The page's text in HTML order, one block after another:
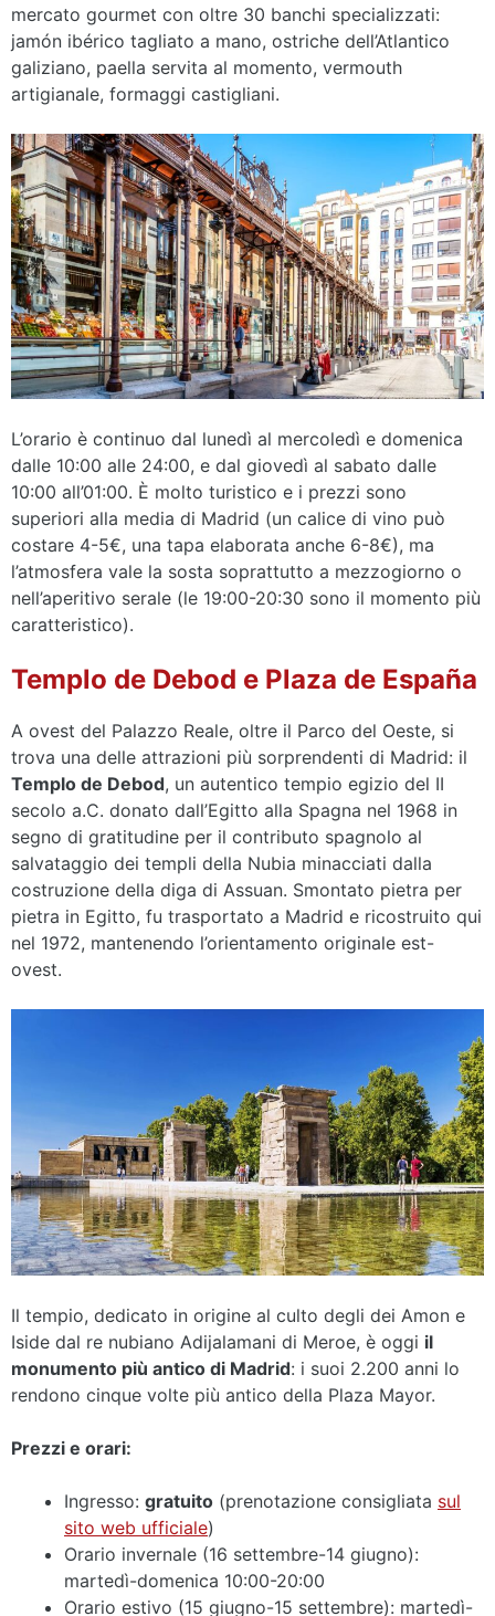
mercato gourmet con oltre 30 banchi specializzati:
jamón ibérico tagliato a mano, ostriche dell’Atlantico
galiziano, paella servita al momento, vermouth
artigianale, formaggi castigliani.
L’orario è continuo dal lunedì al mercoledì e domenica
dalle 10:00 alle 24:00, e dal giovedì al sabato dalle
10:00 all’01:00. È molto turistico e i prezzi sono
superiori alla media di Madrid (un calice di vino può
costare 4-5€, una tapa elaborata anche 6-8€), ma
l’atmosfera vale la sosta soprattutto a mezzogiorno o
nell’aperitivo serale (le 19:00-20:30 sono il momento più
caratteristico).
Templo de Debod e Plaza de España
A ovest del Palazzo Reale, oltre il Parco del Oeste, si
trova una delle attrazioni più sorprendenti di Madrid: il
Templo de Debod, un autentico tempio egizio del II
secolo a.C. donato dall’Egitto alla Spagna nel 1968 in
segno di gratitudine per il contributo spagnolo al
salvataggio dei templi della Nubia minacciati dalla
costruzione della diga di Assuan. Smontato pietra per
pietra in Egitto, fu trasportato a Madrid e ricostruito qui
nel 1972, mantenendo l’orientamento originale est-
ovest.
Il tempio, dedicato in origine al culto degli dei Amon e
Iside dal re nubiano Adijalamani di Meroe, è oggi il
monumento più antico di Madrid: i suoi 2.200 anni lo
rendono cinque volte più antico della Plaza Mayor.
Prezzi e orari:
Ingresso: gratuito (prenotazione consigliata sul
sito web ufficiale)
Orario invernale (16 settembre-14 giugno):
martedì-domenica 10:00-20:00
Orario estivo (15 giugno-15 settembre): martedì-